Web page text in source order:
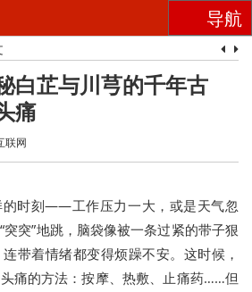
导航
白芷与川芎的千年古
痛
联网
的时刻——工作压力一大，或是天气忽
突”地跳，脑袋像被一条过紧的带子狠
带着情绪都变得烦躁不安。这时候，
痛的方法：按摩、热敷、止痛药……但